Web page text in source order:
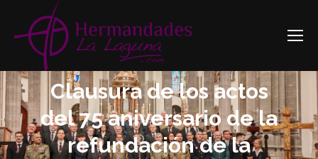
Clausura de los actos
del 75 aniversario de la
refundación de la
Estás aquí: